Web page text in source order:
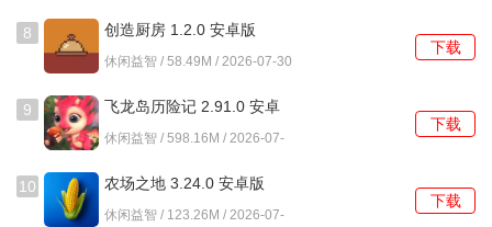
2、注意界面下方的行动点数，每回合固定刷新，召唤新生物
或移动现有单位都会消耗点数。
3、角色下方的箭头用于补充战场生物，点击需要消耗一点行
动力，需根据战况决定是否召唤。
4、当一列已存在两个同类生物时，若误放了其他种类，可快
速双击该误放单位将其收回。
8 创造厨房 1.2.0 安卓版
休闲益智 / 58.49M / 2026-07-30
下载
9
飞龙岛历险记 2.91.0 安卓
版
休闲益智 / 598.16M / 2026-07-
下载
10 农场之地 3.24.0 安卓版
休闲益智 / 123.26M / 2026-07-
下载